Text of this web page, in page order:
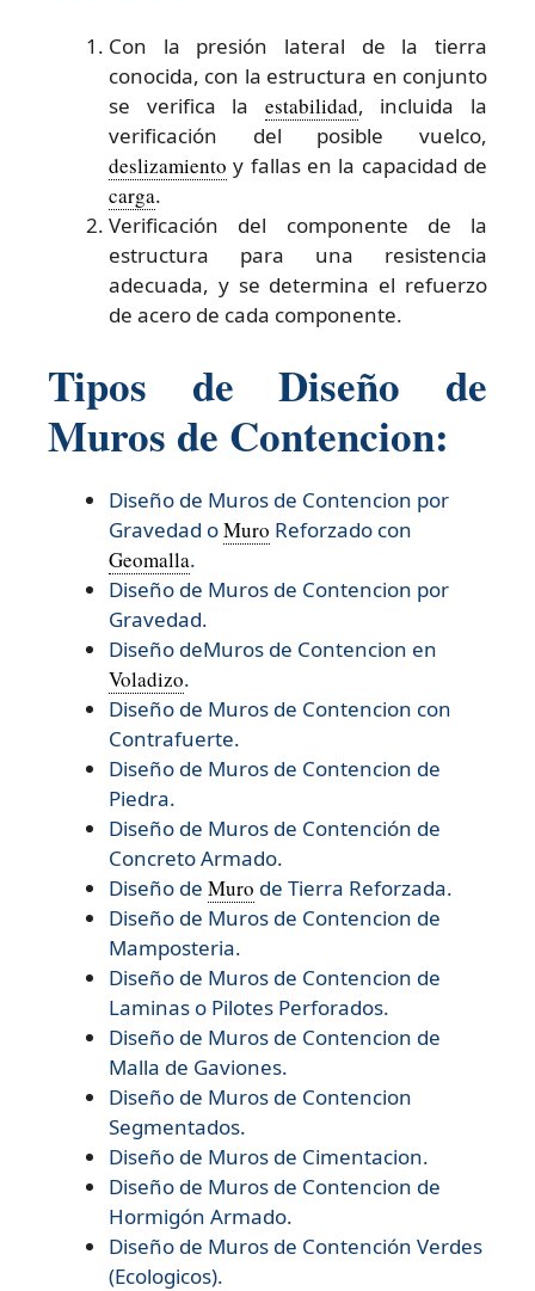
Con la presión lateral de la tierra
conocida, con la estructura en conjunto
se verifica la estabilidad, incluida la
verificación del posible vuelco,
deslizamiento y fallas en la capacidad de
carga.
Verificación del componente de la
estructura para una resistencia
adecuada, y se determina el refuerzo
de acero de cada componente.
Tipos de Diseño de
Muros de Contencion:
Diseño de Muros de Contencion por
Gravedad oMuro Reforzado con
Geomalla.
Diseño de Muros de Contencion por
Gravedad.
Diseño deMuros de Contencion en
Voladizo.
Diseño de Muros de Contencion con
Contrafuerte.
Diseño de Muros de Contencion de
Piedra.
Diseño de Muros de Contención de
Concreto Armado.
Diseño de Muro de Tierra Reforzada.
Diseño de Muros de Contencion de
Mamposteria.
Diseño de Muros de Contencion de
Laminas o Pilotes Perforados.
Diseño de Muros de Contencion de
Malla de Gaviones.
Diseño de Muros de Contencion
Segmentados.
Diseño de Muros de Cimentacion.
Diseño de Muros de Contencion de
Hormigón Armado.
Diseño de Muros de Contención Verdes
(Ecologicos).